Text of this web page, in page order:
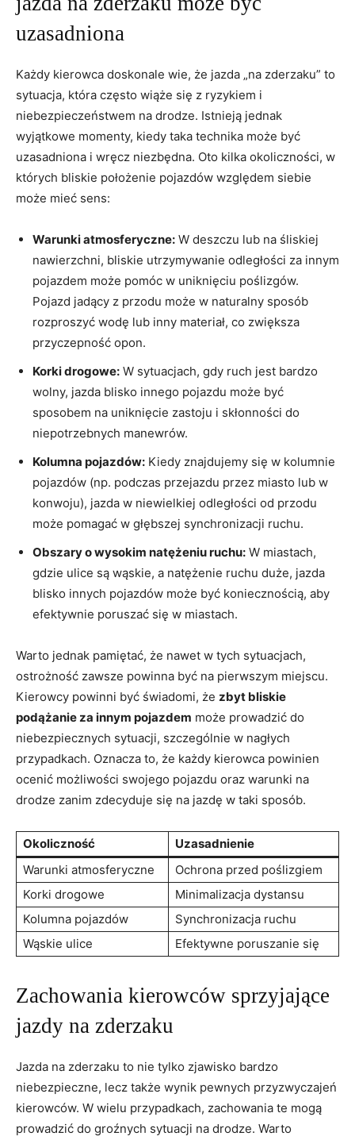
uzasadniona
Każdy kierowca doskonale wie, że jazda „na zderzaku” to
sytuacja, która często wiąże się z ryzykiem i
niebezpieczeństwem na drodze. Istnieją jednak
wyjątkowe momenty, kiedy taka technika może być
uzasadniona i wręcz niezbędna. Oto kilka okoliczności, w
których bliskie położenie pojazdów względem siebie
może mieć sens:
Warunki atmosferyczne: W deszczu lub na śliskiej
nawierzchni, bliskie utrzymywanie odległości za innym
pojazdem może pomóc w uniknięciu poślizgów.
Pojazd jadący z przodu może w naturalny sposób
rozproszyć wodę lub inny materiał, co zwiększa
przyczepność opon.
Korki drogowe: W sytuacjach, gdy ruch jest bardzo
wolny, jazda blisko innego pojazdu może być
sposobem na uniknięcie zastoju i skłonności do
niepotrzebnych manewrów.
Kolumna pojazdów: Kiedy znajdujemy się w kolumnie
pojazdów (np. podczas przejazdu przez miasto lub w
konwoju), jazda w niewielkiej odległości od przodu
może pomagać w głębszej synchronizacji ruchu.
Obszary o wysokim natężeniu ruchu: W miastach,
gdzie ulice są wąskie, a natężenie ruchu duże, jazda
blisko innych pojazdów może być koniecznością, aby
efektywnie poruszać się w miastach.
Warto jednak pamiętać, że nawet w tych sytuacjach,
ostrożność zawsze powinna być na pierwszym miejscu.
Kierowcy powinni być świadomi, że zbyt bliskie
podążanie za innym pojazdem może prowadzić do
niebezpiecznych sytuacji, szczególnie w nagłych
przypadkach. Oznacza to, że każdy kierowca powinien
ocenić możliwości swojego pojazdu oraz warunki na
drodze zanim zdecyduje się na jazdę w taki sposób.
Okoliczność
Uzasadnienie
Warunki atmosferyczne
Ochrona przed poślizgiem
Korki drogowe
Minimalizacja dystansu
Kolumna pojazdów
Synchronizacja ruchu
Wąskie ulice
Efektywne poruszanie się
Zachowania kierowców sprzyjające
jazdy na zderzaku
Jazda na zderzaku to nie tylko zjawisko bardzo
niebezpieczne, lecz także wynik pewnych przyzwyczajeń
kierowców. W wielu przypadkach, zachowania te mogą
prowadzić do groźnych sytuacji na drodze. Warto